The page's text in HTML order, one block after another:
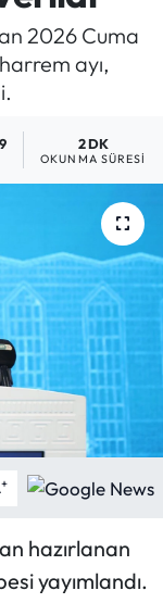
2026 Cuma
ayı,
2 DK
OKUNMA SÜRESI
+
hazırlanan
yayımlandı.